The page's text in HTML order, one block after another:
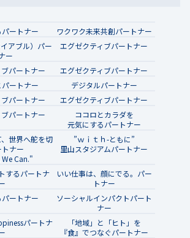
ートナー
ワクワク未来共創パートナー
アブル）パー
ー
エグゼクティブパートナー
パートナー
エグゼクティブパートナー
ートナー
デジタルパートナー
パートナー
エグゼクティブパートナー
パートナー
ココロとカラダを
元気にするパートナー
世界へ舵を切
ナー
We Can."
”ｗｉｔｈ-ともに”
里山スタジアムパートナー
するパートナ
いい仕事は、顔にでる。パー
トナー
ートナー
ソーシャルインパクトパート
ナー
パートナ
「地域」と「ヒト」を
『食』でつなぐパートナー